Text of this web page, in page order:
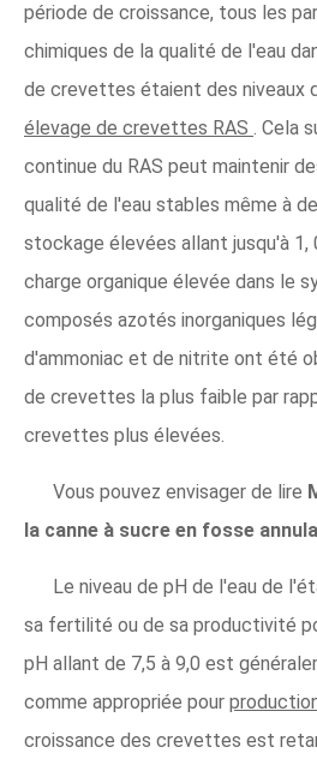
période de croissance, tous les
chimiques de la qualité de l'eau
de crevettes étaient des niveaux
élevage de crevettes RAS . Cela
continue du RAS peut maintenir
qualité de l'eau stables même à
stockage élevées allant jusqu'à 1,
charge organique élevée dans le
composés azotés inorganiques
d'ammoniac et de nitrite ont été
de crevettes la plus faible par
crevettes plus élevées.
Vous pouvez envisager de lire
la canne à sucre en fosse
Le niveau de pH de l'eau de
sa fertilité ou de sa productivité
pH allant de 7,5 à 9,0 est
comme appropriée pour
croissance des crevettes est